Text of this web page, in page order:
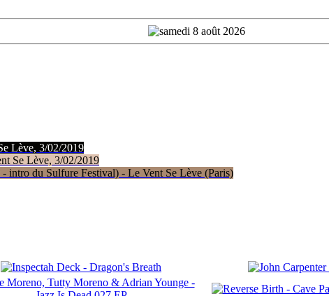
Lève, 3/02/2019
Se Lève, 3/02/2019
du Sulfure Festival) - Le Vent Se Lève (Paris)